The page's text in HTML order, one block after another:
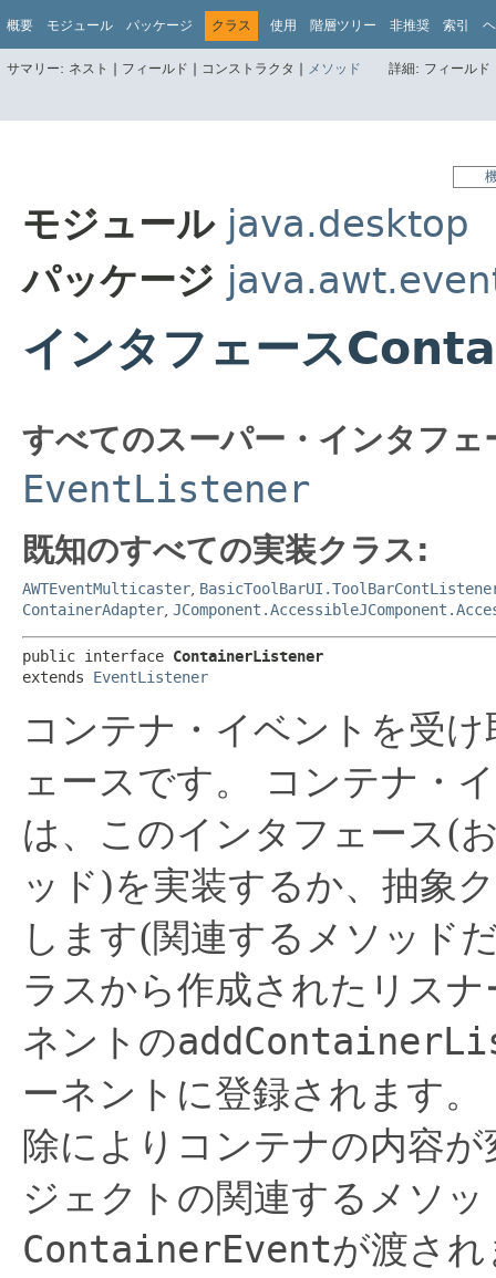
概要 モジュール パッケージ クラス 使用 階層ツリー 非推奨 索引
サマリー: ネスト | フィールド | コンストラクタ | メソッド 詳細: フィール
モジュール java.desktop
パッケージ
インタフェース
すべてのスーパー・インタフェ
EventListener
既知のすべての実装クラス:
AWTEventMulticaster
ContainerAdapter
public interface ContainerListener
extends EventListener
コンテナ・イベントを受
ェースです。
コンテナ・
は、このインタフェース(
ッド)を実装するか、抽象
します(関連するメソッド
ラスから作成されたリス
ネントの
ーネントに登録されます。
除によりコンテナの内容
ジェクトの関連するメソ
ContainerEventが渡さ